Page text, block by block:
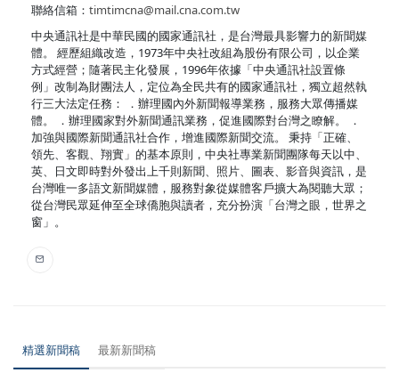
聯絡信箱： timtimcna@mail.cna.com.tw
中央通訊社是中華民國的國家通訊社，是台灣最具影響力的新聞媒
體。 經歷組織改造，1973年中央社改組為股份有限公司，以企業
方式經營；隨著民主化發展，1996年依據「中央通訊社設置條
例」改制為財團法人，定位為全民共有的國家通訊社，獨立超然執
行三大法定任務： ．辦理國內外新聞報導業務，服務大眾傳播媒
體。 ．辦理國家對外新聞通訊業務，促進國際對台灣之瞭解。 ．
加強與國際新聞通訊社合作，增進國際新聞交流。 秉持「正確、
領先、客觀、翔實」的基本原則，中央社專業新聞團隊每天以中、
英、日文即時對外發出上千則新聞、照片、圖表、影音與資訊，是
台灣唯一多語文新聞媒體，服務對象從媒體客戶擴大為閱聽大眾；
從台灣民眾延伸至全球僑胞與讀者，充分扮演「台灣之眼，世界之
窗」。
精選新聞稿 最新新聞稿